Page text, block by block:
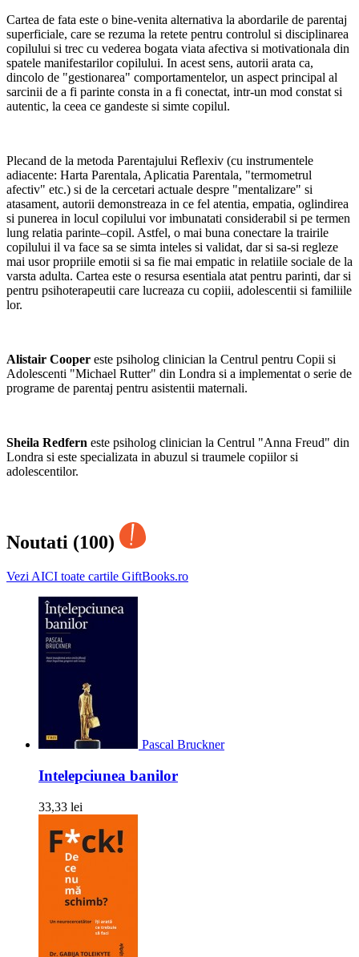
Cartea de fata este o bine-venita alternativa la abordarile de parentaj
superficiale, care se rezuma la retete pentru controlul si disciplinarea
copilului si trec cu vederea bogata viata afectiva si motivationala din
spatele manifestarilor copilului. In acest sens, autorii arata ca,
dincolo de "gestionarea" comportamentelor, un aspect principal al
sarcinii de a fi parinte consta in a fi conectat, intr-un mod constat si
autentic, la ceea ce gandeste si simte copilul.
Plecand de la metoda Parentajului Reflexiv (cu instrumentele
adiacente: Harta Parentala, Aplicatia Parentala, "termometrul
afectiv" etc.) si de la cercetari actuale despre "mentalizare" si
atasament, autorii demonstreaza in ce fel atentia, empatia, oglindirea
si punerea in locul copilului vor imbunatati considerabil si pe termen
lung relatia parinte–copil. Astfel, o mai buna conectare la trairile
copilului il va face sa se simta inteles si validat, dar si sa-si regleze
mai usor propriile emotii si sa fie mai empatic in relatiile sociale de la
varsta adulta. Cartea este o resursa esentiala atat pentru parinti, dar si
pentru psihoterapeutii care lucreaza cu copiii, adolescentii si familiile
lor.
Alistair Cooper este psiholog clinician la Centrul pentru Copii si
Adolescenti "Michael Rutter" din Londra si a implementat o serie de
programe de parentaj pentru asistentii maternali.
Sheila Redfern este psiholog clinician la Centrul "Anna Freud" din
Londra si este specializata in abuzul si traumele copiilor si
adolescentilor.
Noutati (100)
Vezi AICI toate cartile GiftBooks.ro
Pascal Bruckner
Intelepciunea banilor
33,33 lei